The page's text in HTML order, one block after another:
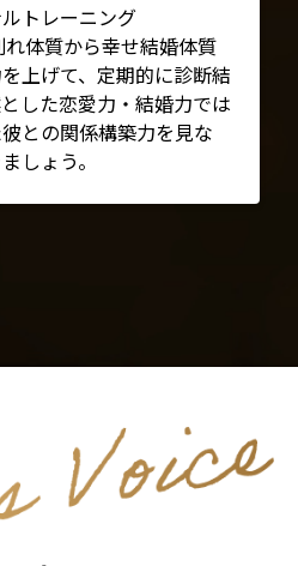
トレーニング
れ体質から幸せ結婚体質
上げて、定期的に診断結
した恋愛力・結婚力では
との関係構築力を見な
しょう。